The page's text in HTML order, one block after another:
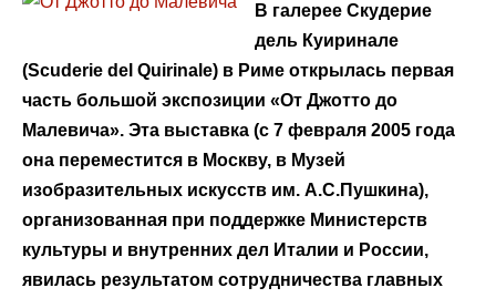
В галерее Скудерие
дель Куиринале
(Scuderie del Quirinale) в Риме открылась первая
часть большой экспозиции «От Джотто до
Малевича». Эта выставка (с 7 февраля 2005 года
она переместится в Москву, в Музей
изобразительных искусств им. А.С.Пушкина),
организованная при поддержке Министерств
культуры и внутренних дел Италии и России,
явилась результатом сотрудничества главных